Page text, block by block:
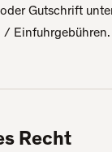
Gutschrift
/ Einfuhrgebühren.
Recht